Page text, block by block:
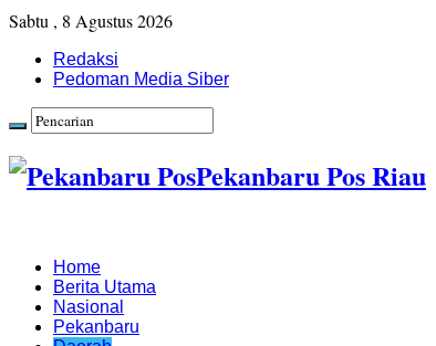
Sabtu , 8 Agustus 2026
Redaksi
Pedoman Media Siber
Pekanbaru Pos Riau
Home
Berita Utama
Nasional
Pekanbaru